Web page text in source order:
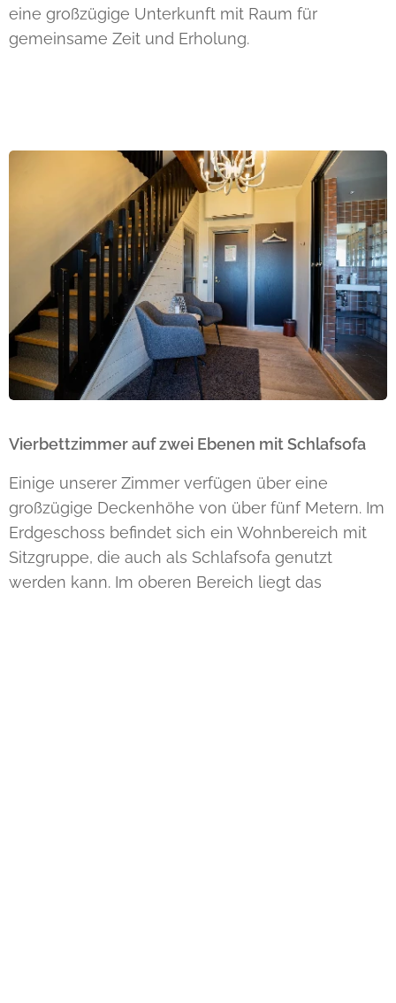
eine großzügige Unterkunft mit Raum für
gemeinsame Zeit und Erholung.
Vierbettzimmer auf zwei Ebenen mit Schlafsofa
Einige unserer Zimmer verfügen über eine
großzügige Deckenhöhe von über fünf Metern. Im
Erdgeschoss befindet sich ein Wohnbereich mit
Sitzgruppe, die auch als Schlafsofa genutzt
werden kann. Im oberen Bereich liegt das